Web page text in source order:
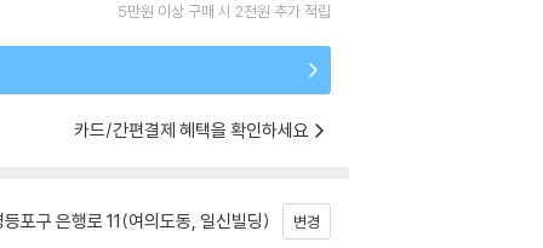
5만원 이상 구매 시 2천원 추가 적립
카드/간편결제 혜택을 확인하세요
포구 은행로 11(여의도동, 일신빌딩) 변경